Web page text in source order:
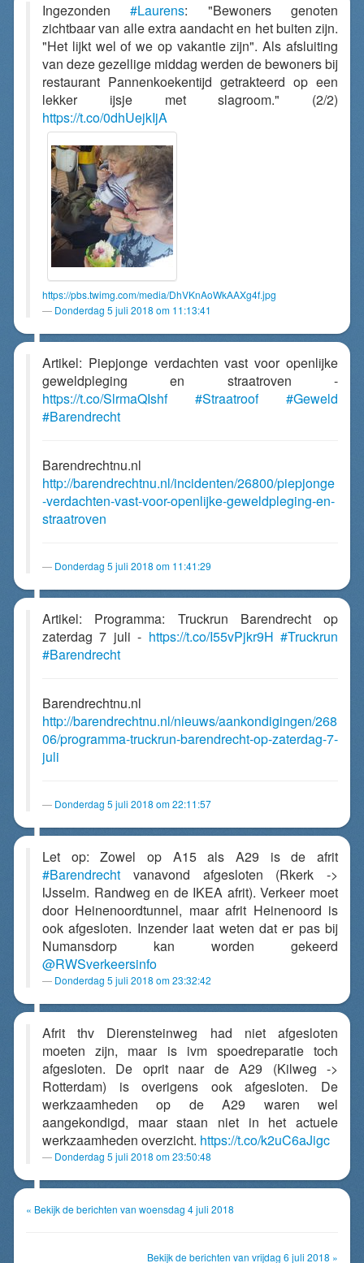
Ingezonden#Laurens: "Bewoners genoten
zichtbaar van alle extra aandacht en het buiten zijn.
"Het lijkt wel of we op vakantie zijn". Als afsluiting
van deze gezellige middag werden de bewoners bij
restaurant Pannenkoekentijd getrakteerd op een
lekker ijsje met slagroom." (2/2)
https://t.co/0dhUejkIjA
https://pbs.twimg.com/media/DhVKnAoWkAAXg4f.jpg
Donderdag 5 juli 2018 om 11:13:41
Artikel: Piepjonge verdachten vast voor openlijke
geweldpleging en straatroven -
https://t.co/SlrmaQIshf
#Straatroof
#Geweld
#Barendrecht
Barendrechtnu.nl
http://barendrechtnu.nl/incidenten/26800/piepjonge
-verdachten-vast-voor-openlijke-geweldpleging-en-
straatroven
Donderdag 5 juli 2018 om 11:41:29
Artikel: Programma: Truckrun Barendrecht op
zaterdag 7 juli - https://t.co/I55vPjkr9H #Truckrun
#Barendrecht
Barendrechtnu.nl
http://barendrechtnu.nl/nieuws/aankondigingen/268
06/programma-truckrun-barendrecht-op-zaterdag-7-
juli
Donderdag 5 juli 2018 om 22:11:57
Let op: Zowel op A15 als A29 is de afrit
#Barendrecht vanavond afgesloten (Rkerk ->
IJsselm. Randweg en de IKEA afrit). Verkeer moet
door Heinenoordtunnel, maar afrit Heinenoord is
ook afgesloten. Inzender laat weten dat er pas bij
Numansdorp kan worden gekeerd
@RWSverkeersinfo
Donderdag 5 juli 2018 om 23:32:42
Afrit thv Dierensteinweg had niet afgesloten
moeten zijn, maar is ivm spoedreparatie toch
afgesloten. De oprit naar de A29 (Kilweg ->
Rotterdam) is overigens ook afgesloten. De
werkzaamheden op de A29 waren wel
aangekondigd, maar staan niet in het actuele
werkzaamheden overzicht. https://t.co/k2uC6aJigc
Donderdag 5 juli 2018 om 23:50:48
« Bekijk de berichten van woensdag 4 juli 2018
Bekijk de berichten van vrijdag 6 juli 2018 »